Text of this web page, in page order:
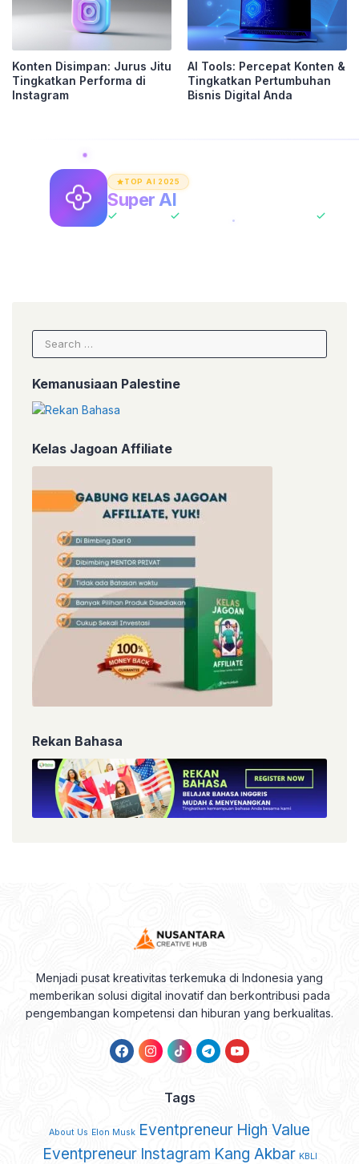
Konten Disimpan: Jurus Jitu
Tingkatkan Performa di
Instagram
AI Tools: Percepat Konten &
Tingkatkan Pertumbuhan
Bisnis Digital Anda
TOP AI 2025
Super AI
Search
for:
Kemanusiaan Palestine
Kelas Jagoan Affiliate
Rekan Bahasa
Menjadi pusat kreativitas terkemuka di Indonesia yang
memberikan solusi digital inovatif dan berkontribusi pada
pengembangan kompetensi dan hiburan yang berkualitas.
Tags
About Us Elon Musk Eventpreneur High Value
Eventpreneur Instagram Kang Akbar KBLI